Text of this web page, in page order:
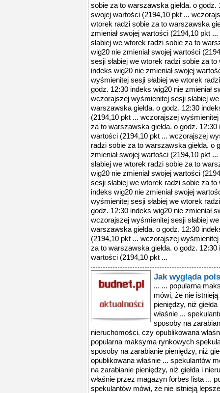
sobie za to warszawska giełda. o godz.
swojej wartości (2194,10 pkt ...
wtorek radzi sobie za to warszawska
zmieniał swojej wartości (2194,10 pkt
słabiej we wtorek radzi sobie za to
wig20 nie zmieniał swojej wartości
sesji słabiej we wtorek radzi sobie za
indeks wig20 nie zmieniał swojej
wyśmienitej sesji słabiej we wtorek
godz. 12:30 indeks wig20 nie zmieniał
wczorajszej wyśmienitej sesji słabiej
warszawska giełda. o godz. 12:30
(2194,10 pkt ... wczorajszej
za to warszawska giełda. o godz.
wartości (2194,10 pkt ... wczorajszej
radzi sobie za to warszawska giełda. o
zmieniał swojej wartości (2194,10 pkt
słabiej we wtorek radzi sobie za to
wig20 nie zmieniał swojej wartości
sesji słabiej we wtorek radzi sobie za
indeks wig20 nie zmieniał swojej
wyśmienitej sesji słabiej we wtorek
godz. 12:30 indeks wig20 nie zmieniał
wczorajszej wyśmienitej sesji słabiej
warszawska giełda. o godz. 12:30
(2194,10 pkt ... wczorajszej
za to warszawska giełda. o godz.
wartości (2194,10 pkt ...
Jak wygląda
... ... popularna
mówi, że nie
pieniędzy, niż
właśnie ...
sposoby na
nieruchomości. czy opublikowana
popularna maksyma rynkowych
sposoby na zarabianie pieniędzy, niż
opublikowana właśnie ... spekulantów
na zarabianie pieniędzy, niż giełda i
właśnie przez magazyn forbes lista ...
spekulantów mówi, że nie istnieją